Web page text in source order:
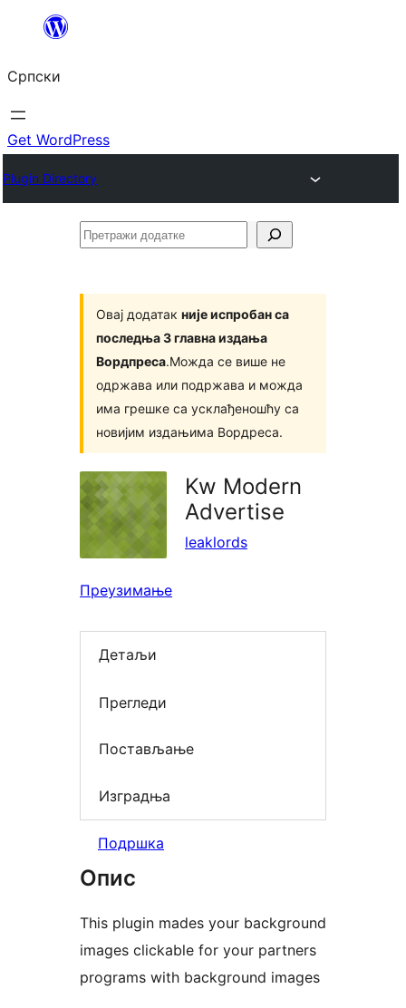
Скочи
садржај
Српски
Get WordPress
Plugin Directory
Претражи
Овај додатак није испробан са
последња 3 главна издања
Вордпреса.Можда се више не
одржава или подржава и можда
има грешке са усклађеношћу са
новијим издањима Вордреса.
Kw Modern
Advertise
leaklords
Преузимање
Детаљи
Прегледи
Постављање
Изградња
Подршка
Опис
This plugin mades your background
images clickable for your partners
programs with background images